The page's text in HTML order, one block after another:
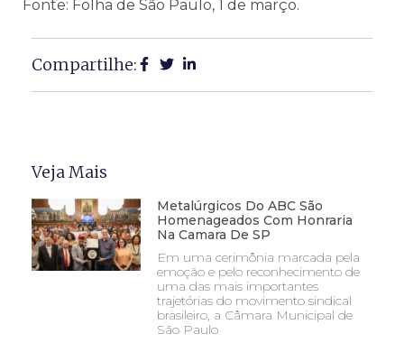
Fonte: Folha de São Paulo, 1 de março.
Compartilhe:
Veja Mais
Metalúrgicos Do ABC São
Homenageados Com Honraria
Na Camara De SP
Em uma cerimônia marcada pela
emoção e pelo reconhecimento de
uma das mais importantes
trajetórias do movimento sindical
brasileiro, a Câmara Municipal de
São Paulo